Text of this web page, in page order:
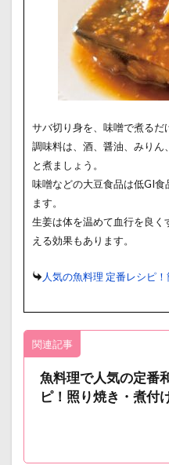
サバ切り身を、味噌で煮るだ
調味料は、酒、醤油、みり
と煮ましょう。
味噌などの大豆食品は低GI食
ます。
生姜は体を温めて血行を良く
える効果もあります。
人気の魚料理 定番レシピ
関連記事
魚料理で人気の定番
ピ！照り焼き・煮付